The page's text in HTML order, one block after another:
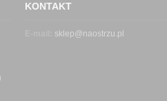
KONTAKT
sklep@naostrzu.pl